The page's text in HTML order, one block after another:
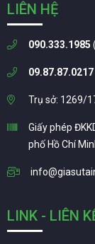
LIÊN HỆ
090.333.1985
09.87.87.0217
Trụ sở: 1269/
Giấy phép
phố Hồ Chí
LINK - LIÊN